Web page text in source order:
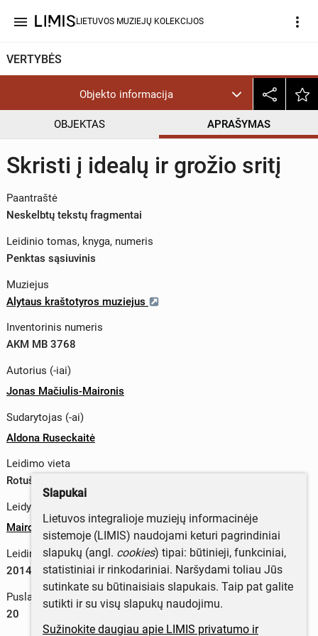
menu LIETUVOS MUZIEJŲ KOLEKCIJOS more_vert
VERTYBĖS
Objekto informacija
OBJEKTAS APRAŠYMAS
Skristi į idealų ir grožio sritį
Paantraštė
Neskelbtų tekstų fragmentai
Leidinio tomas, knyga, numeris
Penktas sąsiuvinis
Muziejus
Alytaus kraštotyros muziejus
Inventorinis numeris
AKM MB 3768
Autorius (-iai)
Jonas Mačiulis-Maironis
Sudarytojas (-ai)
Aldona Ruseckaitė
Leidimo vieta
Rotušės a.13, LT-44279, Kauno m. sav., Lietuva
Leidykla
Maironio lietuvių literatūros muziejus
Leidimo metai
2014 m.
Puslapių skaičius
20
Slapukai
Lietuvos integralioje muziejų informacinėje
sistemoje (LIMIS) naudojami keturi pagrindiniai
slapukų (angl. cookies) tipai: būtinieji, funkciniai,
statistiniai ir rinkodariniai. Naršydami toliau Jūs
sutinkate su būtinaisiais slapukais. Taip pat galite
sutikti ir su visų slapukų naudojimu.
Sužinokite daugiau apie LIMIS privatumo ir